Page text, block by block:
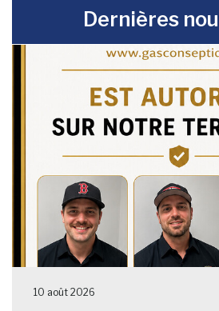
Dernières
10 août 2026